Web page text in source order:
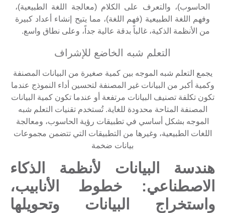
الحاسوب)، والتعرف على الكلام (معالجة اللغة الطبيعية)،
وفهم اللغة الطبيعية (فهم اللغة)، مما يتيح إنشاء أعداد كبيرة
من الأنظمة الذكية، غالباً بدقة عالية جداً، وعلى نطاق واسع.
التعلم شبه الخاضع للإشراف
يجمع التعلم شبه الموجه بين كمية صغيرة من البيانات المصنفة
وكمية أكبر من البيانات غير المصنفة لتحسين أداء النموذج عندما
تكون تكلفة تصنيف البيانات مرتفعة أو عندما تكون كمية البيانات
المصنفة المتاحة محدودة للغاية. تُستخدم تقنيات التعلم شبه
الموجه بشكل أساسي في تطبيقات رؤية الحاسوب، ومعالجة
اللغات الطبيعية، وغيرها من التطبيقات التي تتضمن مجموعات
بيانات ضخمة
هندسة البيانات لأنظمة الذكاء
الاصطناعي: خطوط الأنابيب،
واستخراج البيانات وتحويلها